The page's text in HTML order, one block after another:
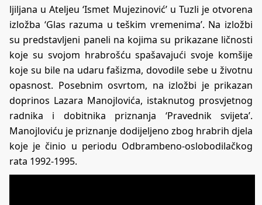
ljiljana u Ateljeu ‘Ismet Mujezinović’ u Tuzli je otvorena
izložba ‘Glas razuma u teškim vremenima’. Na izložbi
su predstavljeni paneli na kojima su prikazane ličnosti
koje su svojom hrabrošću spašavajući svoje komšije
koje su bile na udaru fašizma, dovodile sebe u životnu
opasnost. Posebnim osvrtom, na izložbi je prikazan
doprinos Lazara Manojlovića, istaknutog prosvjetnog
radnika i dobitnika priznanja ‘Pravednik svijeta’.
Manojloviću je priznanje dodijeljeno zbog hrabrih djela
koje je činio u periodu Odbrambeno-oslobodilačkog
rata 1992-1995.